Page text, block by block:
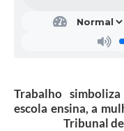
Trabalho
escola ensina, a
Tribunal